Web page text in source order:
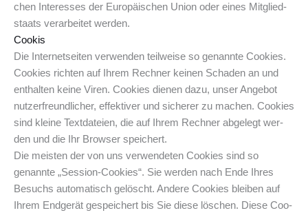
chen Inter­es­ses der Euro­päi­schen Uni­on oder eines Mit­glied­
staats ver­ar­bei­tet werden.
Cookis
Die Inter­net­sei­ten ver­wen­den teil­wei­se so genann­te Coo­kies.
Coo­kies rich­ten auf Ihrem Rech­ner kei­nen Scha­den an und
ent­hal­ten kei­ne Viren. Coo­kies die­nen dazu, unser Ange­bot
nut­zer­freund­li­cher, effek­ti­ver und siche­rer zu machen. Coo­kies
sind klei­ne Text­da­tei­en, die auf Ihrem Rech­ner abge­legt wer­
den und die Ihr Brow­ser speichert.
Die meis­ten der von uns ver­wen­de­ten Coo­kies sind so
genann­te „Ses­si­on-Coo­kies“. Sie wer­den nach Ende Ihres
Besuchs auto­ma­tisch gelöscht. Ande­re Coo­kies blei­ben auf
Ihrem End­ge­rät gespei­chert bis Sie die­se löschen. Die­se Coo­